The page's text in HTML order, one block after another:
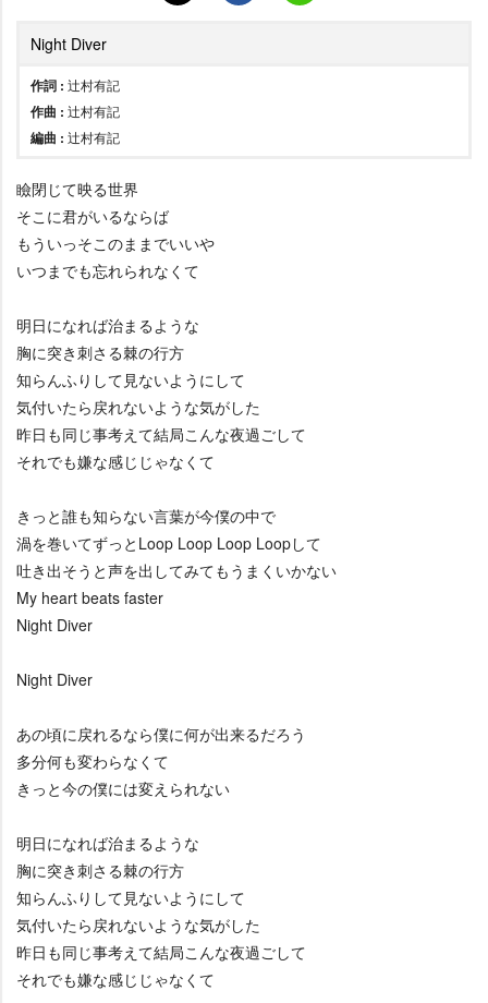
Night Diver
作詞 : 辻村有記
作曲 : 辻村有記
編曲 : 辻村有記
瞼閉じて映る世界
そこに君がいるならば
もういっそこのままでいい
いつまでも忘れられなくて
明日になれば治まるような
胸に突き刺さる棘の行方
知らんふりして見ないようにして
気付いたら戻れないような気がした
昨日も同じ事考えて結局こんな夜過ごして
それでも嫌な感じじゃなくて
きっと誰も知らない言葉が今僕の中で
渦を巻いてずっとLoop Loop Loop Loopして
吐き出そうと声を出してみてもうまくいかない
My heart beats faster
Night Diver
Night Diver
あの頃に戻れるなら僕に何が出来るだろう
多分何も変わらなくて
きっと今の僕には変えられない
明日になれば治まるような
胸に突き刺さる棘の行方
知らんふりして見ないようにして
気付いたら戻れないような気がした
昨日も同じ事考えて結局こんな夜過ごして
それでも嫌な感じじゃなくて